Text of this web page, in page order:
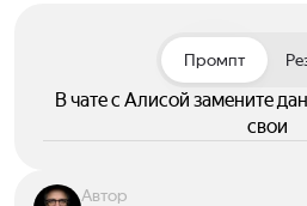
Промпт
В чате с Алисой замените
свои
Автор